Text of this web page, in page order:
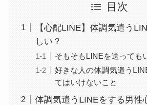
目次
【心配LINE】体調気遣う
しい？
そもそもLINEを送っても
好きな人の体調気遣う
てはいけないこと
体調気遣うLINEをする男性